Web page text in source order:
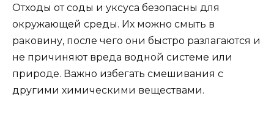
Отходы от соды и уксуса безопасны для
окружающей среды. Их можно смыть в
раковину, после чего они быстро разлагаются и
не причиняют вреда водной системе или
природе. Важно избегать смешивания с
другими химическими веществами.